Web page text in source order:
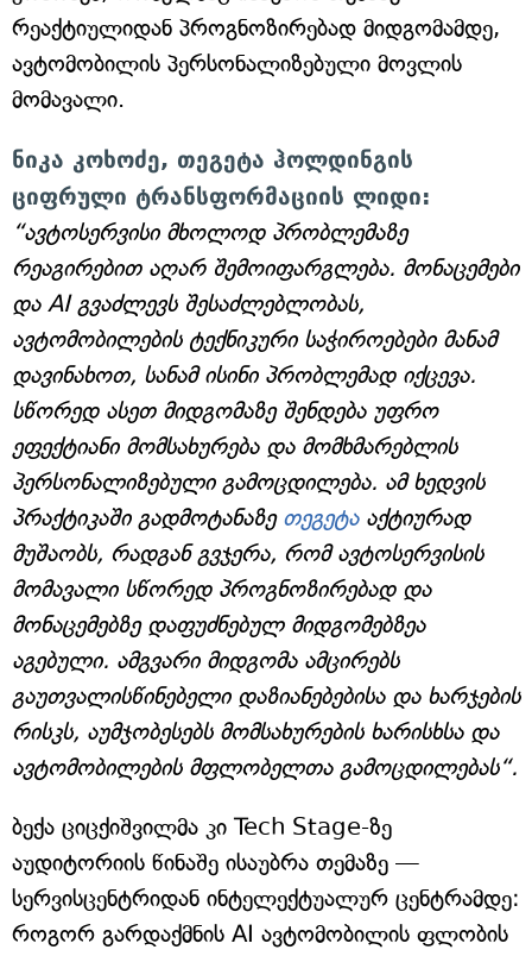
რეაქტიულიდან პროგნოზირებად მიდგომამდე,
ავტომობილის პერსონალიზებული მოვლის
მომავალი.
ნიკა კოხოძე, თეგეტა ჰოლდინგის
ციფრული ტრანსფორმაციის ლიდი:
“ავტოსერვისი მხოლოდ პრობლემაზე
რეაგირებით აღარ შემოიფარგლება. მონაცემები
და AI გვაძლევს შესაძლებლობას,
ავტომობილების ტექნიკური საჭიროებები მანამ
დავინახოთ, სანამ ისინი პრობლემად იქცევა.
სწორედ ასეთ მიდგომაზე შენდება უფრო
ეფექტიანი მომსახურება და მომხმარებლის
პერსონალიზებული გამოცდილება. ამ ხედვის
პრაქტიკაში გადმოტანაზე თეგეტააქტიურად
მუშაობს, რადგან გვჯერა, რომ ავტოსერვისის
მომავალი სწორედ პროგნოზირებად და
მონაცემებზე დაფუძნებულ მიდგომებზეა
აგებული. ამგვარი მიდგომა ამცირებს
გაუთვალისწინებელი დაზიანებებისა და ხარჯების
რისკს, აუმჯობესებს მომსახურების ხარისხსა და
ავტომობილების მფლობელთა გამოცდილებას“.
ბექა ციცქიშვილმა კი Tech Stage-ზე
აუდიტორიის წინაშე ისაუბრა თემაზე —
სერვისცენტრიდან ინტელექტუალურ ცენტრამდე:
როგორ გარდაქმნის AI ავტომობილის ფლობის